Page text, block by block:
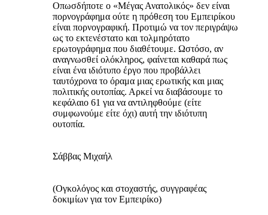
Οπωσδήποτε ο «Μέγας Ανατολικός» δεν είναι
πορνογράφημα ούτε η πρόθεση του Εμπειρίκου
είναι πορνογραφική. Προτιμώ να τον περιγράψω
ως το εκτενέστατο και τολμηρότατο
ερωτογράφημα που διαθέτουμε. Ωστόσο, αν
αναγνωσθεί ολόκληρος, φαίνεται καθαρά πως
είναι ένα ιδιότυπο έργο που προβάλλει
ταυτόχρονα το όραμα μιας ερωτικής και μιας
πολιτικής ουτοπίας. Αρκεί να διαβάσουμε το
κεφάλαιο 61 για να αντιληφθούμε (είτε
συμφωνούμε είτε όχι) αυτή την ιδιότυπη
ουτοπία.
Σάββας Μιχαήλ
(Ογκολόγος και στοχαστής, συγγραφέας
δοκιμίων για τον Εμπειρίκο)